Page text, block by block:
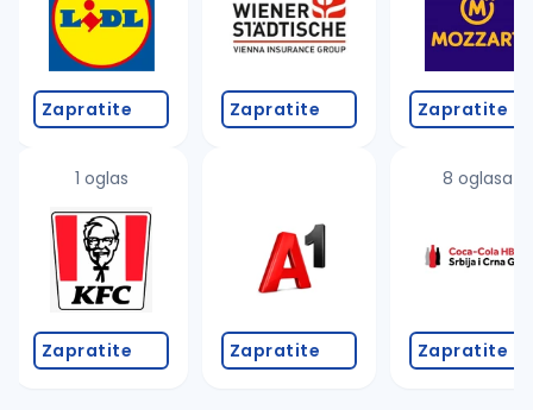
Zapratite
1 oglas
Zapratite
Zapratite
Zapratite
Zapratite
8 oglasa
Zapratite